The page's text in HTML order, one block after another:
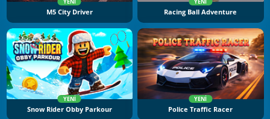
YENI
M5 City Driver
YENI
Racing Ball Adventure
YENI
Snow Rider Obby Parkour
YENI
Police Traffic Racer